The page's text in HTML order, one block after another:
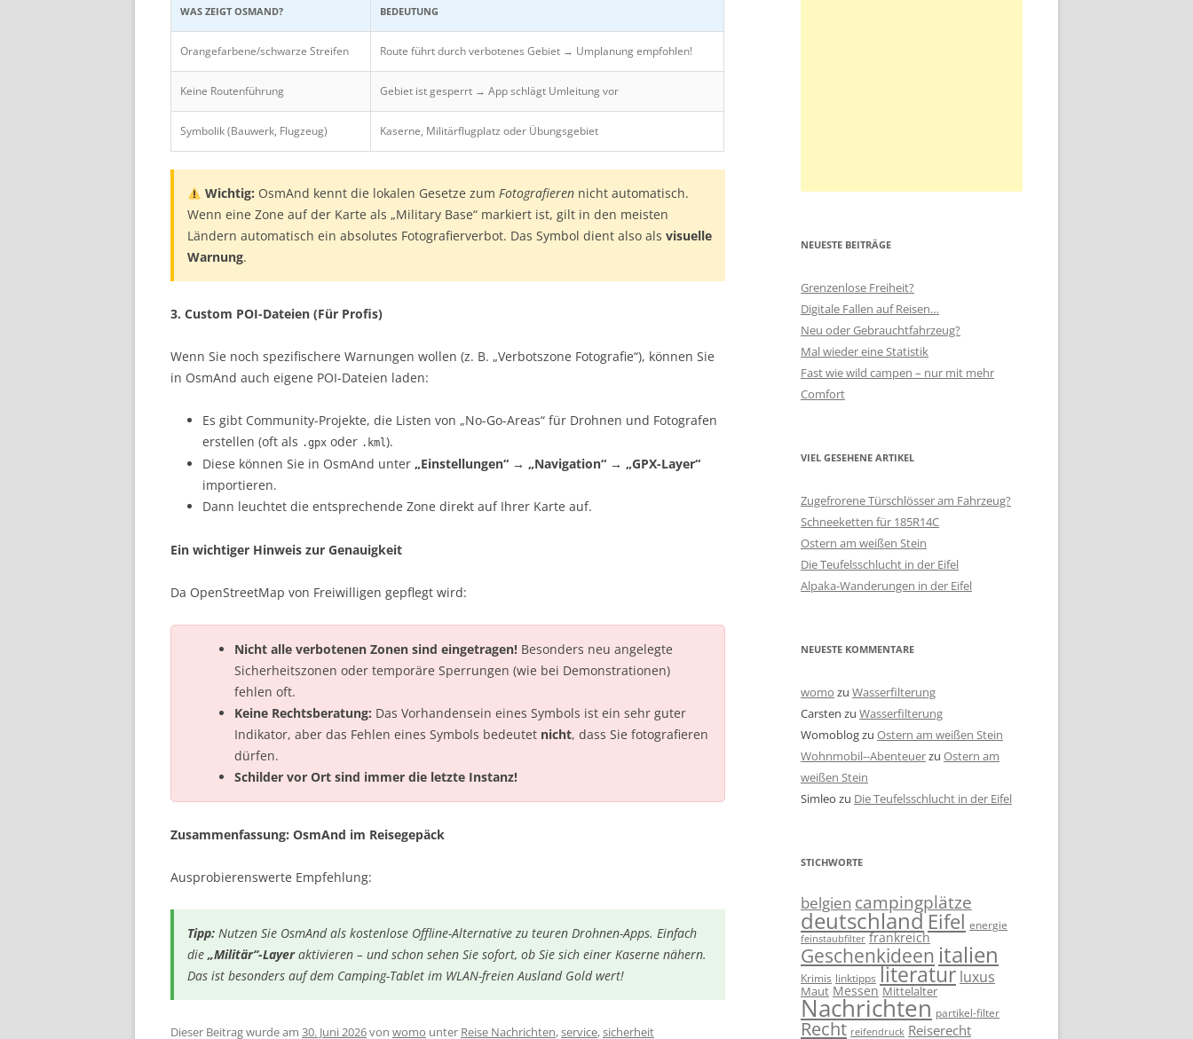
WAS ZEIGT OSMAND? BEDEUTUNG
Orangefarbene/schwarze Streifen Route führt durch verbotenes Gebiet → Umplanung empfohlen!
Keine Routenführung Gebiet ist gesperrt → App schlägt Umleitung vor
Symbolik (Bauwerk, Flugzeug) Kaserne, Militärflugplatz oder Übungsgebiet
Wichtig: OsmAnd kennt die lokalen Gesetze zum Fotografierennicht automatisch.
Wenn eine Zone auf der Karte als „Military Base“ markiert ist, gilt in den meisten
Ländern automatisch ein absolutes Fotografierverbot. Das Symbol dient also als visuelle
Warnung.
3. Custom POI-Dateien (Für Profis)
Wenn Sie noch spezifischere Warnungen wollen (z. B. „Verbotszone Fotografie“), können Sie
in OsmAnd auch eigene POI-Dateien laden:
Es gibt Community-Projekte, die Listen von „No-Go-Areas“ für Drohnen und Fotografen
erstellen (oft als .gpx oder .kml).
Diese können Sie in OsmAnd unter „Einstellungen“ → „Navigation“ → „GPX-Layer“
importieren.
Dann leuchtet die entsprechende Zone direkt auf Ihrer Karte auf.
Ein wichtiger Hinweis zur Genauigkeit
Da OpenStreetMap von Freiwilligen gepflegt wird:
Nicht alle verbotenen Zonen sind eingetragen! Besonders neu angelegte
Sicherheitszonen oder temporäre Sperrungen (wie bei Demonstrationen)
fehlen oft.
Keine Rechtsberatung: Das Vorhandensein eines Symbols ist ein sehr guter
Indikator, aber das Fehlen eines Symbols bedeutet nicht, dass Sie fotografieren
dürfen.
Schilder vor Ort sind immer die letzte Instanz!
Zusammenfassung: OsmAnd im Reisegepäck
Ausprobierenswerte Empfehlung:
Tipp: Nutzen Sie OsmAnd als kostenlose Offline-Alternative zu teuren Drohnen-Apps. Einfach
die „Militär“-Layeraktivieren – und schon sehen Sie sofort, ob Sie sich einer Kaserne nähern.
Das ist besonders auf dem Camping-Tablet im WLAN-freien Ausland Gold wert!
Dieser Beitrag wurde am 30. Juni 2026von womo unter Reise Nachrichten,service,sicherheit
NEUESTE BEITRÄGE
Grenzenlose Freiheit?
Digitale Fallen auf Reisen…
Neu oder Gebrauchtfahrzeug?
Mal wieder eine Statistik
Fast wie wild campen – nur mit mehr
Comfort
VIEL GESEHENE ARTIKEL
Zugefrorene Türschlösser am Fahrzeug?
Schneeketten für 185R14C
Ostern am weißen Stein
Die Teufelsschlucht in der Eifel
Alpaka-Wanderungen in der Eifel
NEUESTE KOMMENTARE
womo zu Wasserfilterung
Carsten zu Wasserfilterung
Womoblogzu Ostern am weißen Stein
Wohnmobil--Abenteuerzu Ostern am
weißen Stein
Simleo zu Die Teufelsschlucht in der Eifel
STICHWORTE
belgien campingplätze
deutschland Eifel energie
feinstaubfilter frankreich
Geschenkideen italien
Krimis linktipps literatur luxus
Maut Messen Mittelalter
Nachrichten partikel-filter
Recht reifendruck Reiserecht